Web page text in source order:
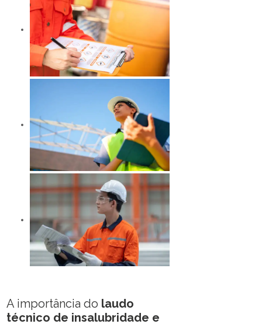
A importância do laudo
técnico de insalubridade e